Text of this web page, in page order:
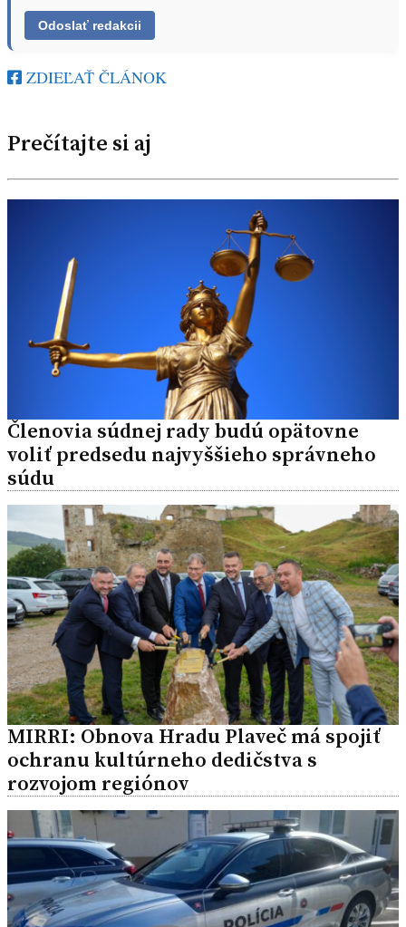
ZDIEĽAŤ ČLÁNOK
Prečítajte si aj
Členovia súdnej rady budú opätovne
voliť predsedu najvyššieho správneho
súdu
MIRRI: Obnova Hradu Plaveč má spojiť
ochranu kultúrneho dedičstva s
rozvojom regiónov